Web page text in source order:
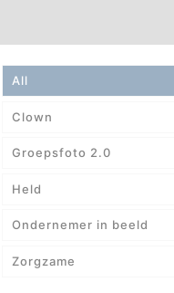
All
Clown
Groepsfoto 2.0
Held
Ondernemer in beeld
Zorgzame